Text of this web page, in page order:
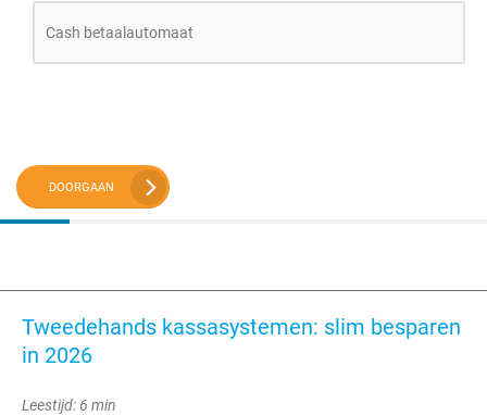
Cash betaalautomaat
DOORGAAN
Tweedehands kassasystemen: slim besparen
in 2026
Leestijd: 6 min